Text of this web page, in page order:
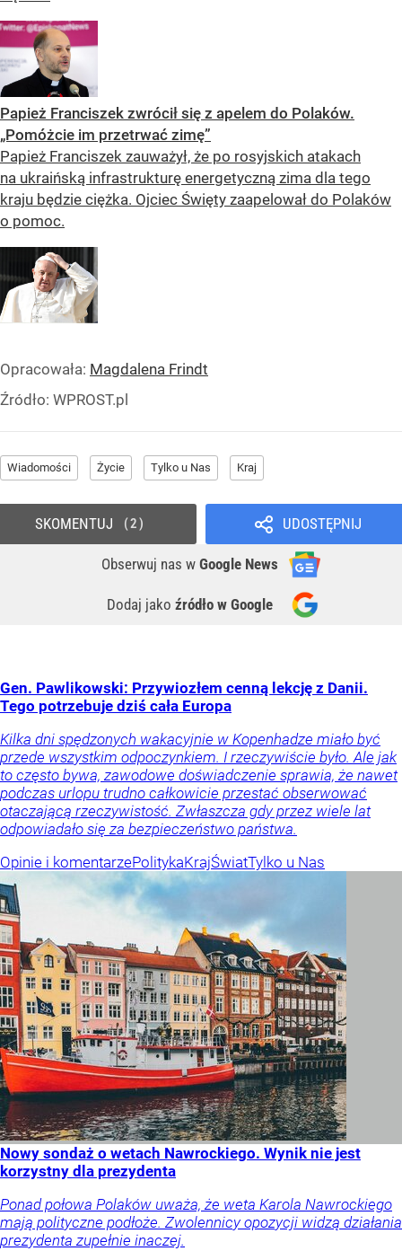
Papież Franciszek zwrócił się z apelem do Polaków.
„Pomóżcie im przetrwać zimę”
Papież Franciszek zauważył, że po rosyjskich atakach
na ukraińską infrastrukturę energetyczną zima dla tego
kraju będzie ciężka. Ojciec Święty zaapelował do Polaków
o pomoc.
Opracowała: Magdalena Frindt
Źródło: WPROST.pl
Wiadomości Życie Tylko u Nas Kraj
UDOSTĘPNIJ
Obserwuj nas w Google News
Dodaj jako źródło w Google
SKOMENTUJ 2
Gen. Pawlikowski: Przywiozłem cenną lekcję z Danii.
Tego potrzebuje dziś cała Europa
Kilka dni spędzonych wakacyjnie w Kopenhadze miało być
przede wszystkim odpoczynkiem. I rzeczywiście było. Ale jak
to często bywa, zawodowe doświadczenie sprawia, że nawet
podczas urlopu trudno całkowicie przestać obserwować
otaczającą rzeczywistość. Zwłaszcza gdy przez wiele lat
odpowiadało się za bezpieczeństwo państwa.
Opinie i komentarzePolitykaKrajŚwiatTylko u Nas
Nowy sondaż o wetach Nawrockiego. Wynik nie jest
korzystny dla prezydenta
Ponad połowa Polaków uważa, że weta Karola Nawrockiego
mają polityczne podłoże. Zwolennicy opozycji widzą działania
prezydenta zupełnie inaczej.